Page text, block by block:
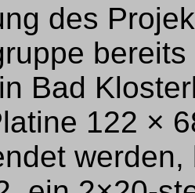
des
Bad
122 ×